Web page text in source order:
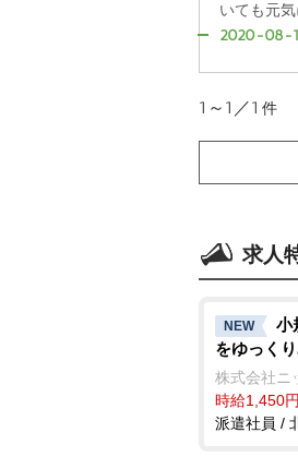
いても元
2020-08-
1～1／1 件
求人
NEW
小
をゆっく
株式会社ニ
時給1,450
派遣社員 /